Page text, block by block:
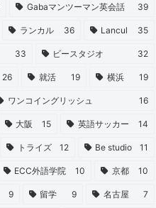
Gabaマンツーマン英会話 39
ランカル 36 Lancul 35
33 ビースタジオ 32
26 就活 19 横浜 19
ワンコイングリッシュ 16
大阪 15 英語サッカー 14
トライズ 12 Be studio 11
ECC外語学院 10 京都 10
9 留学 9 名古屋 7